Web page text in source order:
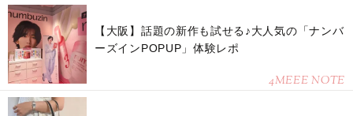
【大阪】話題の新作も試せる♪大人気の「ナンバ
ーズインPOPUP」体験レポ
4MEEE NOTE